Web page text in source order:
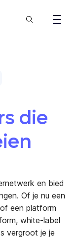
die
en bied
Of je nu een
een platform
white-label
vergroot je je